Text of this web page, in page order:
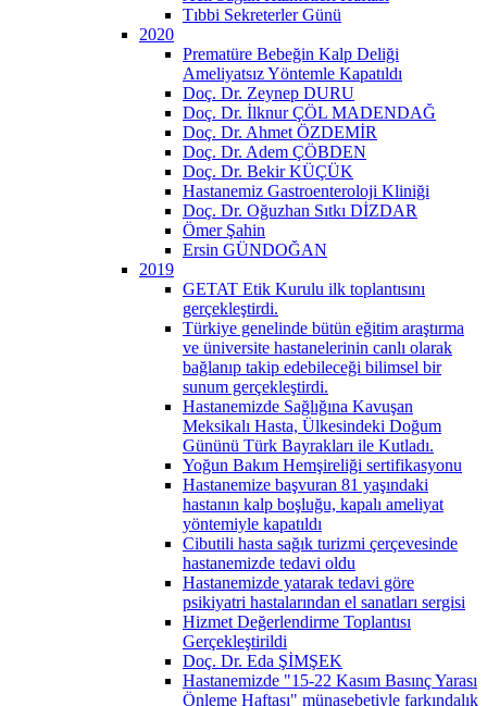
Tıbbi Sekreterler Günü
2020
Prematüre Bebeğin Kalp Deliği
Ameliyatsız Yöntemle Kapatıldı
Doç. Dr. Zeynep DURU
Doç. Dr. İlknur ÇÖL MADENDAĞ
Doç. Dr. Ahmet ÖZDEMİR
Doç. Dr. Adem ÇÖBDEN
Doç. Dr. Bekir KÜÇÜK
Hastanemiz Gastroenteroloji Kliniği
Doç. Dr. Oğuzhan Sıtkı DİZDAR
Ömer Şahin
Ersin GÜNDOĞAN
2019
GETAT Etik Kurulu ilk toplantısını
gerçekleştirdi.
Türkiye genelinde bütün eğitim araştırma
ve üniversite hastanelerinin canlı olarak
bağlanıp takip edebileceği bilimsel bir
sunum gerçekleştirdi.
Hastanemizde Sağlığına Kavuşan
Meksikalı Hasta, Ülkesindeki Doğum
Gününü Türk Bayrakları ile Kutladı.
Yoğun Bakım Hemşireliği sertifikasyonu
Hastanemize başvuran 81 yaşındaki
hastanın kalp boşluğu, kapalı ameliyat
yöntemiyle kapatıldı
Cibutili hasta sağık turizmi çerçevesinde
hastanemizde tedavi oldu
Hastanemizde yatarak tedavi göre
psikiyatri hastalarından el sanatları sergisi
Hizmet Değerlendirme Toplantısı
Gerçekleştirildi
Doç. Dr. Eda ŞİMŞEK
Hastanemizde "15-22 Kasım Basınç Yarası
Önleme Haftası" münasebetiyle farkındalık